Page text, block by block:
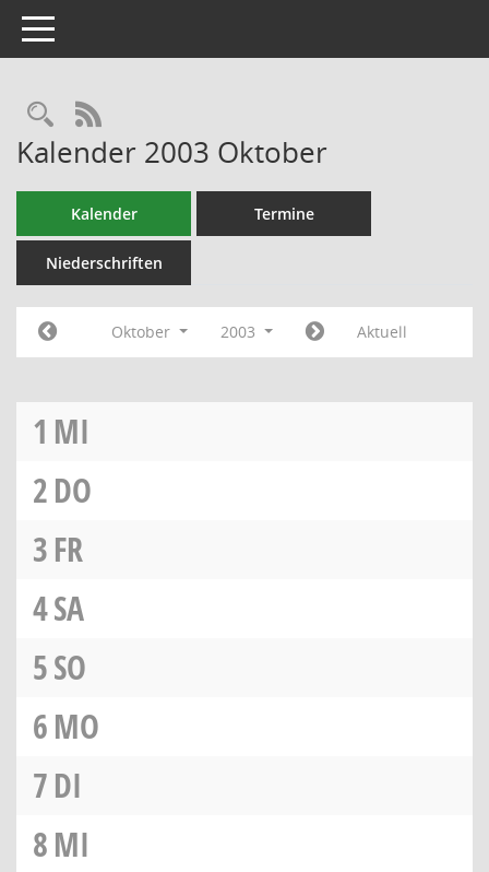
Toggle navigation
RSS-Feed
Kalender 2003 Oktober
Kalender Termine
Niederschriften
Oktober 2003 Aktuell
1 MI
2DO
3FR
4SA
5SO
6MO
7DI
8MI